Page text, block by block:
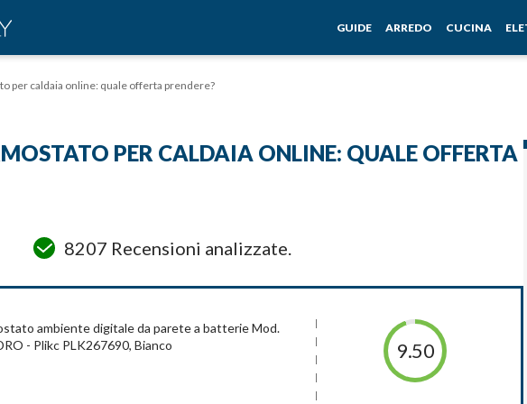
GUIDE ARREDO CUCINA
per caldaia online: quale offerta prendere?
PER CALDAIA ONLINE: QUALE OFFERTA
8207 Recensioni analizzate.
ambiente digitale da parete a batterie Mod.
- Plikc PLK267690, Bianco
9.50